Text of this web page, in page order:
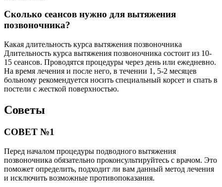
Сколько сеансов нужно для вытяжения
позвоночника?
Какая длительность курса вытяжения позвоночника
Длительность курса вытяжения позвоночника состоит из 10-
15 сеансов. Проводятся процедуры через день или ежедневно.
На время лечения и после него, в течении 1, 5-2 месяцев
больному рекомендуется носить специальный корсет и спать в
постели с жесткой поверхностью.
Советы
СОВЕТ №1
Перед началом процедуры подводного вытяжения
позвоночника обязательно проконсультируйтесь с врачом. Это
поможет определить, подходит ли вам данный метод лечения
и исключить возможные противопоказания.